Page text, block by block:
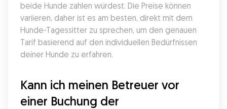
beide Hunde zahlen würdest. Die Preise können
variieren, daher ist es am besten, direkt mit dem
Hunde-Tagessitter zu sprechen, um den genauen
Tarif basierend auf den individuellen Bedürfnissen
deiner Hunde zu erfahren.
Kann ich meinen Betreuer vor
einer Buchung der